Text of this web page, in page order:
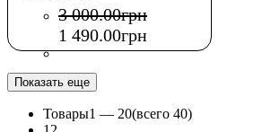
3 000.00грн
1 490.00грн
Показать еще
Товары1 — 20(всего 40)